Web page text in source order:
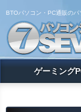
BTOパソコン・PC通販の
ゲーミング